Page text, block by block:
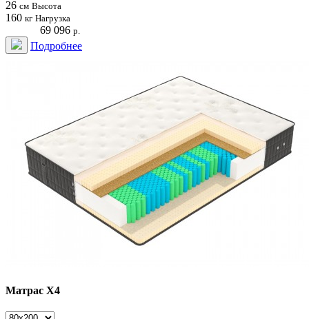
26 см Высота
160 кг Нагрузка
69 096 р.
Подробнее
Матрас Х4